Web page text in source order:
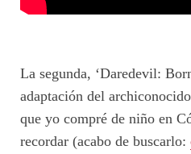
La segunda, ‘Daredevil:
adaptación del
que yo compré de niño en
recordar (acabo de buscarlo: